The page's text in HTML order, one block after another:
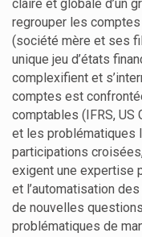
claire et globale d’un
regrouper les
(société mère et ses
unique jeu d’états
complexifient et
comptes est
comptables (IFRS, US
et les problématiques
participations
exigent une expertise
et l’automatisation
de nouvelles
problématiques de